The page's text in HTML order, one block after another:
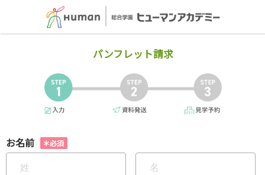
パンフレット請求
お名前